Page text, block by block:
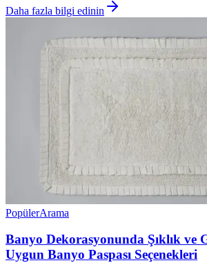
Daha fazla bilgi edinin
PopülerArama
Banyo Dekorasyonunda Şıklık ve
Uygun Banyo Paspası Seçenekleri